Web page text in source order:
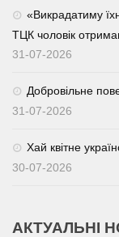
«Викрадатиму
ТЦК чоловік
31-07-2026
Добровільне
31-07-2026
Хай квітне
30-07-2026
АКТУАЛЬНІ